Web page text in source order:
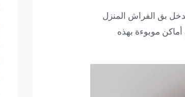
بق الفراش المنزل
موبوءة بهذه